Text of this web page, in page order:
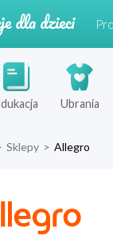
Ubrania
Sklepy > Allegro